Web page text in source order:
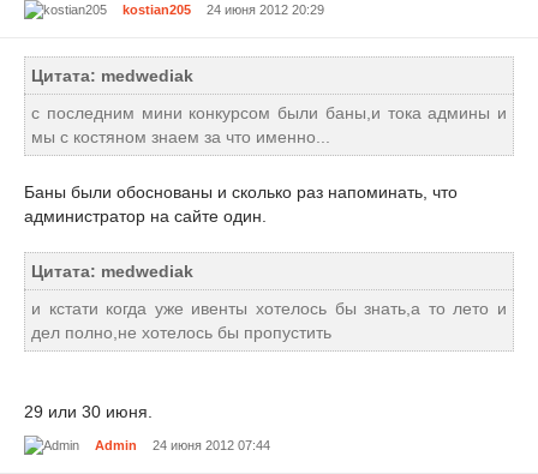
kostian205 24 июня 2012 20:29
Цитата: medwediak
с последним мини конкурсом были баны,и тока админы и
мы с костяном знаем за что именно...
Баны были обоснованы и сколько раз напоминать, что
администратор на сайте один.
Цитата: medwediak
и кстати когда уже ивенты хотелось бы знать,а то лето и
дел полно,не хотелось бы пропустить
29 или 30 июня.
Admin 24 июня 2012 07:44